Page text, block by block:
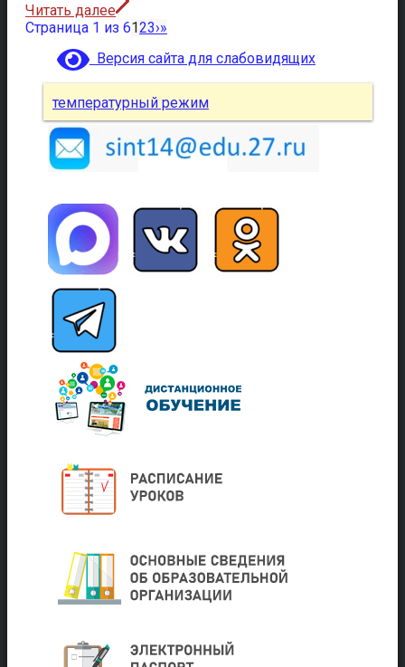
Читать далее
Страница 1 из 6123›»
Версия сайта для слабовидящих
температурный режим